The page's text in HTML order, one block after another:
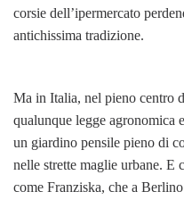
corsie dell’ipermercato
antichissima tradizione.
Ma in Italia, nel pieno centro
qualunque legge agronomica
un giardino pensile pieno di
nelle strette maglie urbane. E
come Franziska, che a